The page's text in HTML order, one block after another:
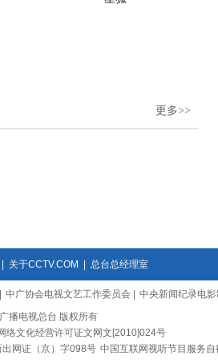
更多>>
关于CCTV.COM 总台总经理室
中广协会电视文艺工作委员会
中央新闻纪录电
播电视总台 版权所有
络文化经营许可证文网文[2010]024号
网证（京）字098号 中国互联网视听节目服务自